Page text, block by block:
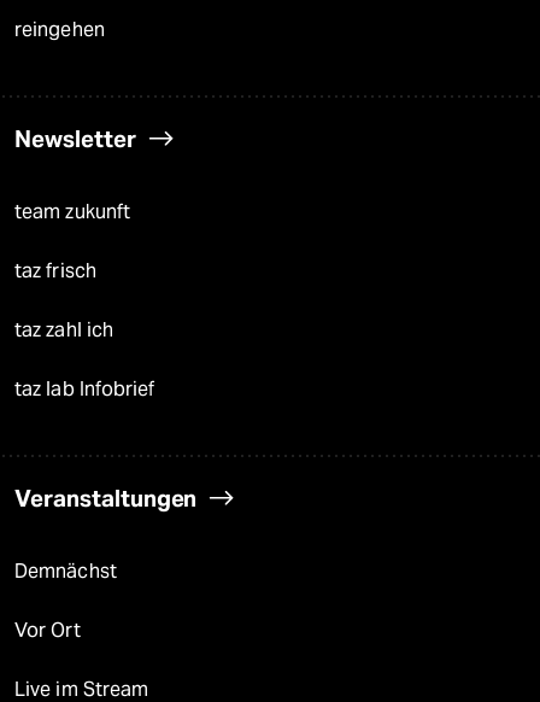
reingehen
Newsletter
team zukunft
taz frisch
taz zahl ich
taz lab Infobrief
Veranstaltungen
Demnächst
Vor Ort
Live im Stream